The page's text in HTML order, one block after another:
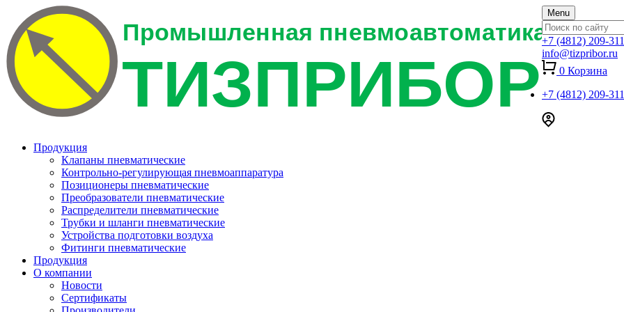
Menu
+7 (4812) 209-311
info@tizpribor.ru
0 Корзина
+7 (4812) 209-311
Продукция
Клапаны пневматические
Контрольно-регулирующая пневмоаппаратура
Позиционеры пневматические
Преобразователи пневматические
Распределители пневматические
Трубки и шланги пневматические
Устройства подготовки воздуха
Фитинги пневматические
Продукция
О компании
Новости
Сертификаты